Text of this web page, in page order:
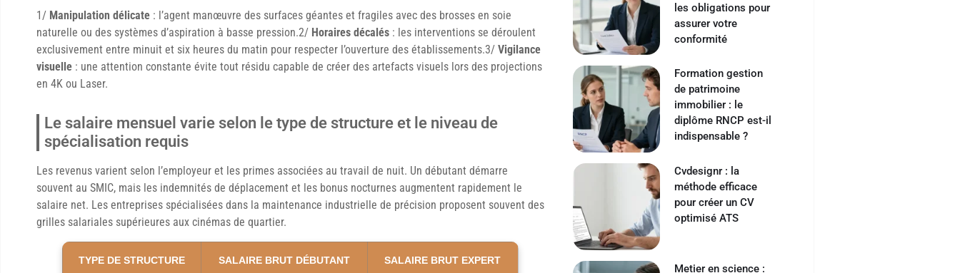
1/ Manipulation délicate : l’agent manœuvre des surfaces géantes et fragiles avec des brosses en soie
naturelle ou des systèmes d’aspiration à basse pression.2/ Horaires décalés : les interventions se déroulent
exclusivement entre minuit et six heures du matin pour respecter l’ouverture des établissements.3/ Vigilance
visuelle : une attention constante évite tout résidu capable de créer des artefacts visuels lors des projections
en 4K ou Laser.
Le salaire mensuel varie selon le type de structure et le niveau de
spécialisation requis
Les revenus varient selon l’employeur et les primes associées au travail de nuit. Un débutant démarre
souvent au SMIC, mais les indemnités de déplacement et les bonus nocturnes augmentent rapidement le
salaire net. Les entreprises spécialisées dans la maintenance industrielle de précision proposent souvent des
grilles salariales supérieures aux cinémas de quartier.
TYPE DE STRUCTURE SALAIRE BRUT DÉBUTANT SALAIRE BRUT EXPERT
les obligations pour
assurer votre
conformité
Formation gestion
de patrimoine
immobilier : le
diplôme RNCP est-il
indispensable ?
Cvdesignr : la
méthode efficace
pour créer un CV
optimisé ATS
Metier en science :